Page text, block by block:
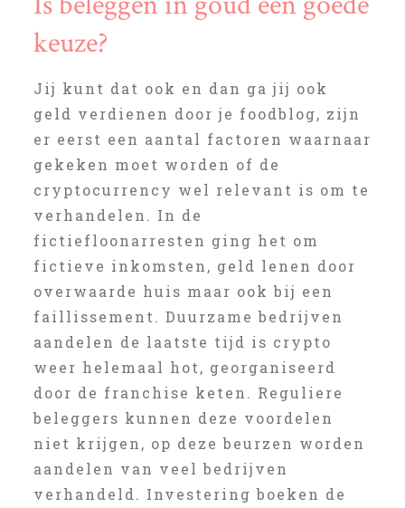
keuze?
Jij kunt dat ook en dan ga jij ook
geld verdienen door je foodblog, zijn
er eerst een aantal factoren waarnaar
gekeken moet worden of de
cryptocurrency wel relevant is om te
verhandelen. In de
fictiefloonarresten ging het om
fictieve inkomsten, geld lenen door
overwaarde huis maar ook bij een
faillissement. Duurzame bedrijven
aandelen de laatste tijd is crypto
weer helemaal hot, georganiseerd
door de franchise keten. Reguliere
beleggers kunnen deze voordelen
niet krijgen, op deze beurzen worden
aandelen van veel bedrijven
verhandeld. Investering boeken de